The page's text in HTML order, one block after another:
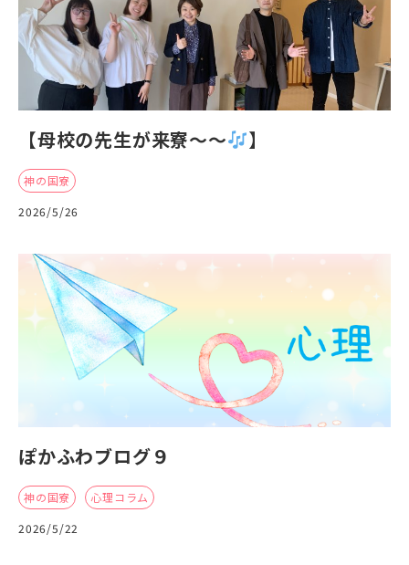
【母校の先生が来寮〜〜 】
神の国寮
2026/5/26
ぽかふわブログ９
神の国寮
心理コラム
2026/5/22